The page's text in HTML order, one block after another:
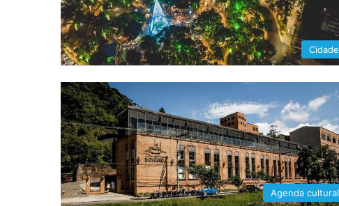
Cidade
Agenda cultural